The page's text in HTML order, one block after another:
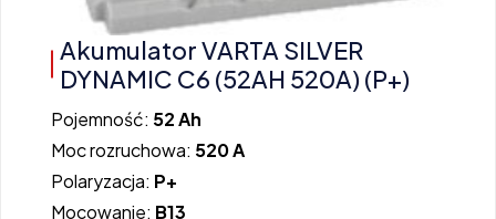
Akumulator VARTA SILVER
DYNAMIC C6 (52AH 520A) (P+)
Pojemność: 52 Ah
Moc rozruchowa: 520 A
Polaryzacja: P+
Mocowanie: B13